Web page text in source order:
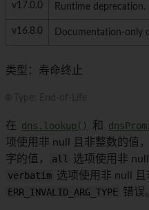
v17.0.0 Runtime deprecation.
v16.8.0 Documentation-only
类型：寿命终止
在 dns.lookup() 和
项使用非 null 且非整数的值，
字的值，
all
选项使用非
verbatim 选项使用非 null
ERR_INVALID_ARG_TYPE 错误